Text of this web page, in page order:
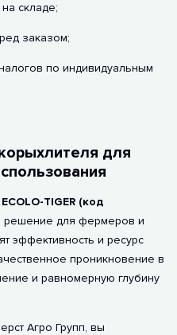
складе;
заказом;
по индивидуальным
для
TIGER (код
решение для фермеров и
эффективность и ресурс
проникновение в
и равномерную глубину
Агро Групп, вы